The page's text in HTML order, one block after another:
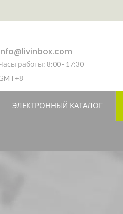
работы: 8:00 - 17:30
ЭЛЕКТРОННЫЙ КАТАЛОГ